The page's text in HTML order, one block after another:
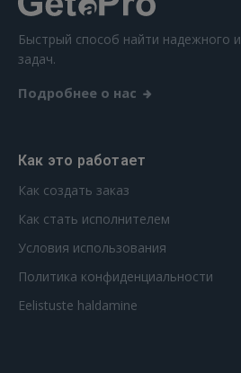
Быстрый способ найти надежного
задач.
Подробнее о нас
Как это работает
Как создать заказ
Как стать исполнителем
Условия использования
Политика конфиденциальности
Eelistuste haldamine